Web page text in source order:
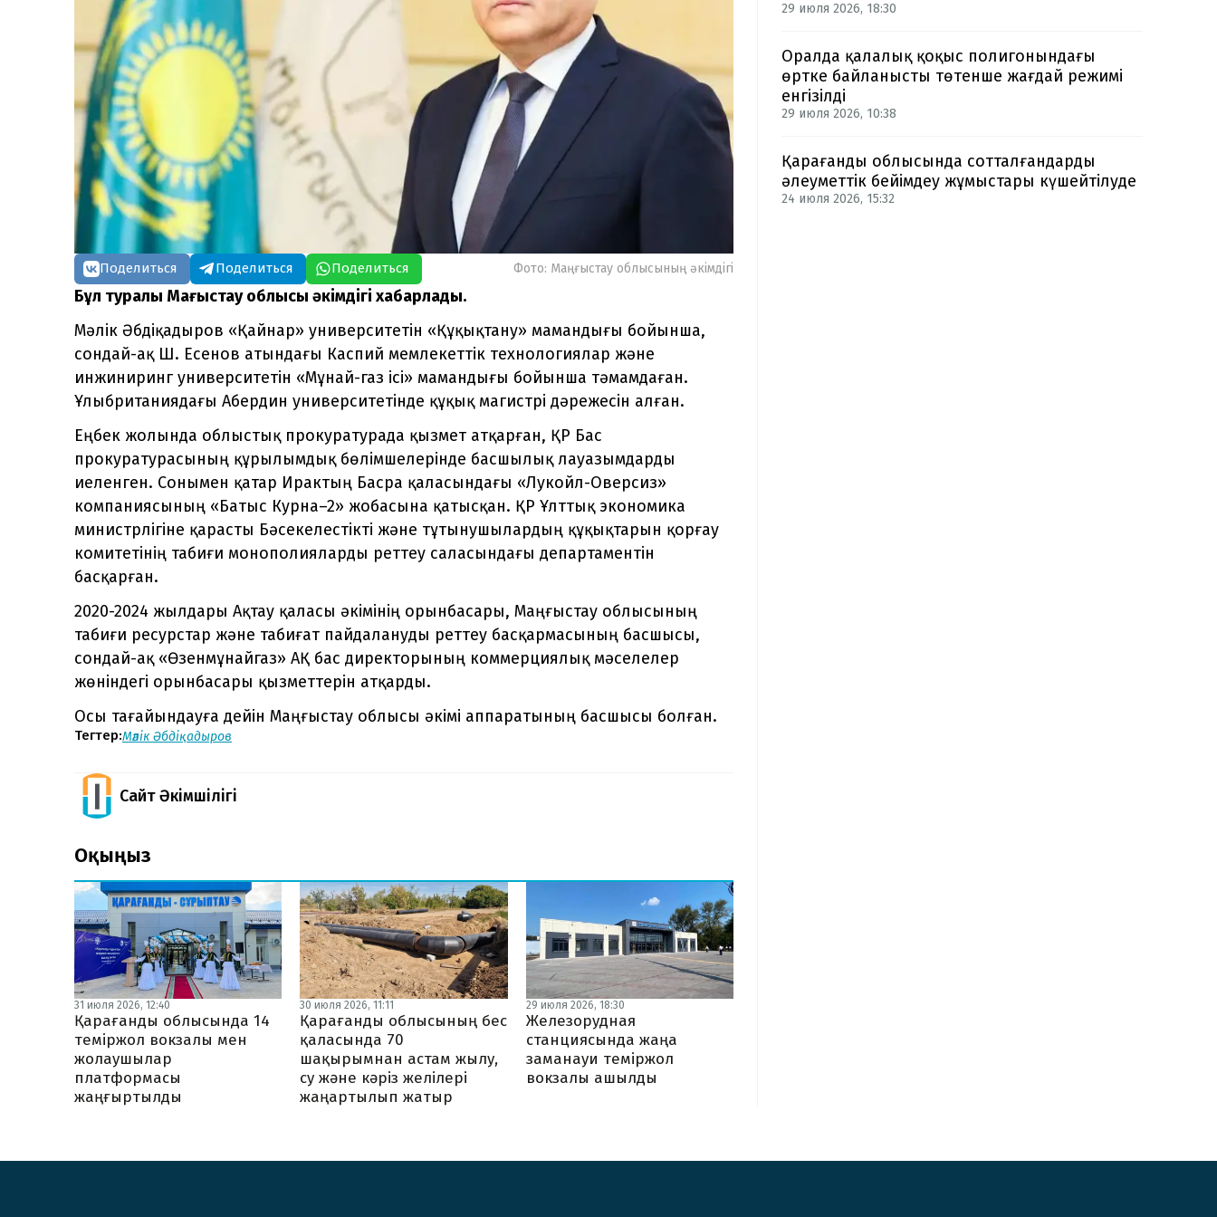
Поделиться Поделиться Поделиться Фото: Маңғыстау облысының әкімдігі
Бұл туралы Маңғыстау облысы әкімдігі хабарлады.
Мәлік Әбдіқадыров «Қайнар» университетін «Құқықтану» мамандығы бойынша,
сондай-ақ Ш. Есенов атындағы Каспий мемлекеттік технологиялар және
инжиниринг университетін «Мұнай-газ ісі» мамандығы бойынша тәмамдаған.
Ұлыбританиядағы Абердин университетінде құқық магистрі дәрежесін алған.
Еңбек жолында облыстық прокуратурада қызмет атқарған, ҚР Бас
прокуратурасының құрылымдық бөлімшелерінде басшылық лауазымдарды
иеленген. Сонымен қатар Ирактың Басра қаласындағы «Лукойл-Оверсиз»
компаниясының «Батыс Курна–2» жобасына қатысқан. ҚР Ұлттық экономика
министрлігіне қарасты Бәсекелестікті және тұтынушылардың құқықтарын қорғау
комитетінің табиғи монополияларды реттеу саласындағы департаментін
басқарған.
2020-2024 жылдары Ақтау қаласы әкімінің орынбасары, Маңғыстау облысының
табиғи ресурстар және табиғат пайдалануды реттеу басқармасының басшысы,
сондай-ақ «Өзенмұнайгаз» АҚ бас директорының коммерциялық мәселелер
жөніндегі орынбасары қызметтерін атқарды.
Осы тағайындауға дейін Маңғыстау облысы әкімі аппаратының басшысы болған.
Тегтер:Мәлік Әбдіқадыров
Сайт Әкімшілігі
Оқыңыз
31 июля 2026, 12:40
Қарағанды облысында 14
теміржол вокзалы мен
жолаушылар
платформасы
жаңғыртылды
30 июля 2026, 11:11
Қарағанды облысының бес
қаласында 70
шақырымнан астам жылу,
су және кәріз желілері
жаңартылып жатыр
29 июля 2026, 18:30
Железорудная
станциясында жаңа
заманауи теміржол
вокзалы ашылды
29 июля 2026, 18:30
Оралда қалалық қоқыс полигонындағы
өртке байланысты төтенше жағдай режимі
енгізілді
29 июля 2026, 10:38
Қарағанды облысында сотталғандарды
әлеуметтік бейімдеу жұмыстары күшейтілуде
24 июля 2026, 15:32